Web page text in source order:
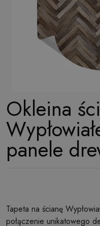
Okleina
panele
Tapeta na ścianę
połączenie unikatowego